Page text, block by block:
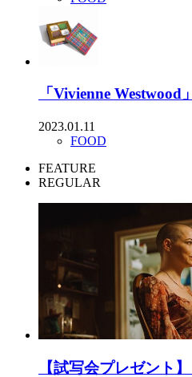
「Vivienne Westwood
2023.01.11
FOOD
FEATURE
REGULAR
【試写会プレゼント